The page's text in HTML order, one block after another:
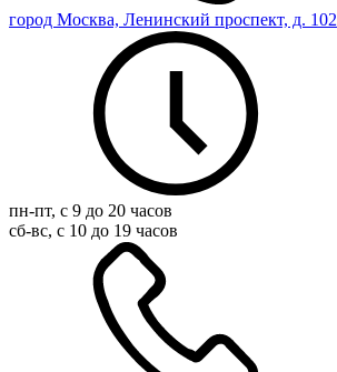
город Москва, Ленинский проспект, д. 102
пн-пт, с 9 до 20 часов
сб-вс, с 10 до 19 часов